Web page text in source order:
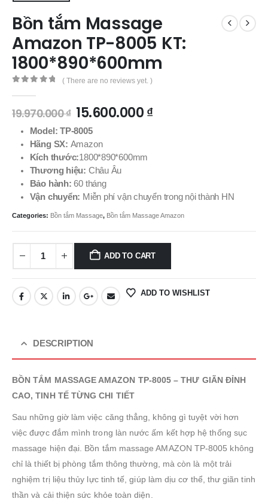
Bồn tắm Massage
Amazon TP-8005 KT:
1800*890*600mm
( There are no reviews yet. )
19.970.000₫ 15.600.000₫
Model: TP-8005
Hãng SX: Amazon
Kích thước:1800*890*600mm
Thương hiệu: Châu Âu
Bảo hành:60 tháng
Vận chuyển: Miễn phí vận chuyển trong nội thành HN
Categories: Bồn tắm Massage, Bồn tắm Massage Amazon
ADD TO CART
ADD TO WISHLIST
DESCRIPTION
BỒN TẮM MASSAGE AMAZON TP-8005 – THƯ GIÃN ĐỈNH
CAO, TINH TẾ TỪNG CHI TIẾT
Sau những giờ làm việc căng thẳng, không gì tuyệt vời hơn
việc được đắm mình trong làn nước ấm kết hợp hệ thống sục
massage hiện đại. Bồn tắm massage AMAZON TP-8005 không
chỉ là thiết bị phòng tắm thông thường, mà còn là một trải
nghiệm trị liệu thủy lực tinh tế, giúp làm dịu cơ thể, thư giãn tinh
thần và cải thiện sức khỏe toàn diện.